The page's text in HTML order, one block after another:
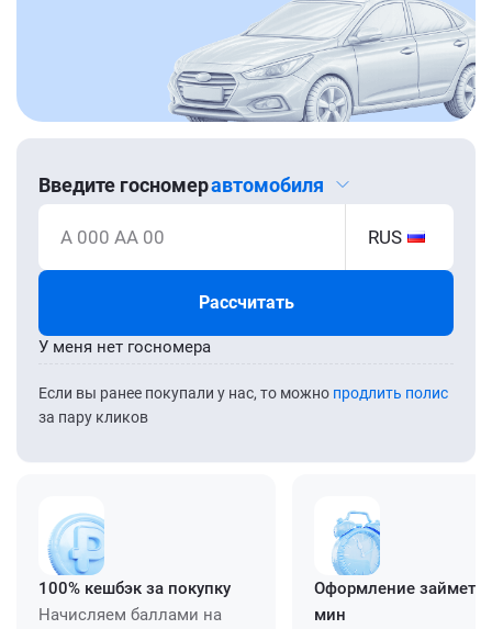
Введите госномеравтомобиля
А 000 АА 00 RUS
Рассчитать
Если вы ранее покупали у нас, то можно продлить полис
за пару кликов
У меня нет госномера
100% кешбэк за покупку
Начисляем баллами на
Оформление займет
мин